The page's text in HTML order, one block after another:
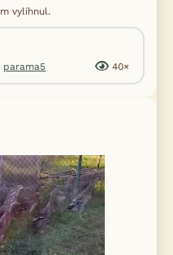
vylíhnul.
parama5 40×